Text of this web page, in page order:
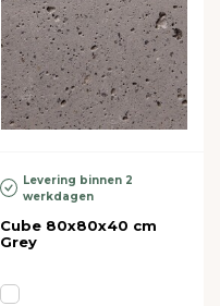
Levering binnen 2
werkdagen
Cube 80x80x40 cm
Grey